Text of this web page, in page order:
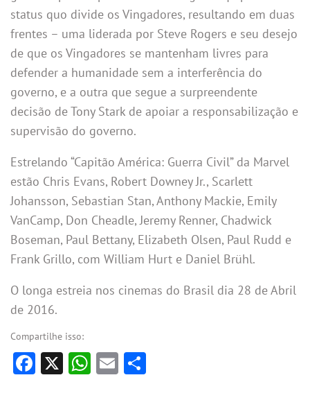
status quo divide os Vingadores, resultando em duas
frentes – uma liderada por Steve Rogers e seu desejo
de que os Vingadores se mantenham livres para
defender a humanidade sem a interferência do
governo, e a outra que segue a surpreendente
decisão de Tony Stark de apoiar a responsabilização e
supervisão do governo.
Estrelando “Capitão América: Guerra Civil” da Marvel
estão Chris Evans, Robert Downey Jr., Scarlett
Johansson, Sebastian Stan, Anthony Mackie, Emily
VanCamp, Don Cheadle, Jeremy Renner, Chadwick
Boseman, Paul Bettany, Elizabeth Olsen, Paul Rudd e
Frank Grillo, com William Hurt e Daniel Brühl.
O longa estreia nos cinemas do Brasil dia 28 de Abril
de 2016.
Compartilhe isso:
Facebook
X WhatsApp
Email